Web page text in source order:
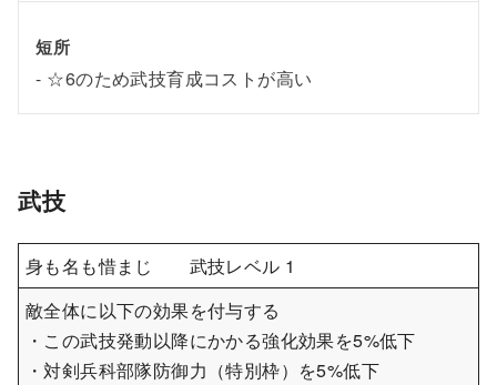
短所
☆6のため武技育成コストが高い
武技
身も名も惜まじ 武技レベル 1
敵全体に以下の効果を付与する
・この武技発動以降にかかる強化効果を5%低下
・対剣兵科部隊防御力（特別枠）を5%低下